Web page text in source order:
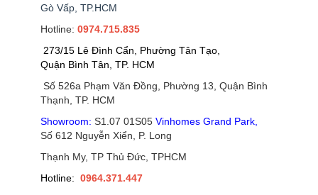
Gò Vấp, TP.HCM
Hotline: 0974.715.835
273/15 Lê Đình Cẩn, Phường Tân Tạo,
Quận Bình Tân, TP. HCM
Số 526a Phạm Văn Đồng, Phường 13, Quận Bình
Thạnh, TP. HCM
Showroom: S1.07 01S05 Vinhomes Grand Park
Số 612 Nguyễn Xiển, P. Long
Thạnh My, TP Thủ Đức, TPHCM
Hotline: 0964.371.447